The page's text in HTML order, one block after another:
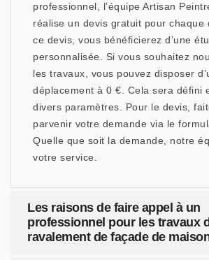
professionnel, l’équipe Artisan
réalise un devis gratuit pour chaque
ce devis, vous bénéficierez d’une
personnalisée. Si vous souhaitez
les travaux, vous pouvez disposer
déplacement à 0 €. Cela sera défini
divers paramètres. Pour le devis,
parvenir votre demande via le
Quelle que soit la demande, notre
votre service.
Les raisons de faire appel à un
professionnel pour les travaux
ravalement de façade de